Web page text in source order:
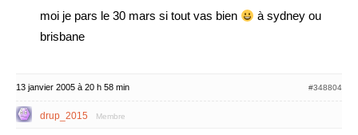
moi je pars le 30 mars si tout vas bien
à sydney ou
brisbane
13 janvier 2005 à 20 h 58 min #348804
drup_2015 Membre